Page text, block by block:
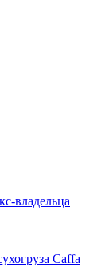
владельца
Caffa